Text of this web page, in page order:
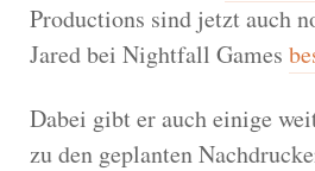
Productions sind jetzt auch
Jared bei Nightfall Games
Dabei gibt er auch einige
zu den geplanten